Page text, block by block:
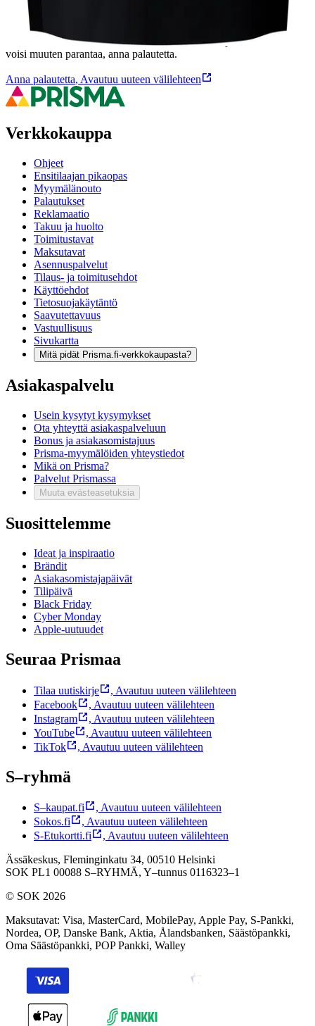
Oletko tyytyväinen tuotetietoihin?
Ovatko tuotetiedot riittävät? Jos tuotetiedoissa on puutteita tai niitä
voisi muuten parantaa, anna palautetta.
Anna palautetta, Avautuu uuteen välilehteen
Verkkokauppa
Ohjeet
Ensitilaajan pikaopas
Myymälänouto
Palautukset
Reklamaatio
Takuu ja huolto
Toimitustavat
Maksutavat
Asennuspalvelut
Tilaus- ja toimitusehdot
Käyttöehdot
Tietosuojakäytäntö
Saavutettavuus
Vastuullisuus
Sivukartta
Mitä pidät Prisma.fi-verkkokaupasta?
Asiakaspalvelu
Usein kysytyt kysymykset
Ota yhteyttä asiakaspalveluun
Bonus ja asiakasomistajuus
Prisma-myymälöiden yhteystiedot
Mikä on Prisma?
Palvelut Prismassa
Muuta evästeasetuksia
Suosittelemme
Ideat ja inspiraatio
Brändit
Asiakasomistajapäivät
Tilipäivä
Black Friday
Cyber Monday
Apple-uutuudet
Seuraa Prismaa
Tilaa uutiskirje , Avautuu uuteen välilehteen
Facebook
, Avautuu uuteen välilehteen
Instagram
, Avautuu uuteen välilehteen
YouTube
, Avautuu uuteen välilehteen
TikTok
, Avautuu uuteen välilehteen
S–ryhmä
S–kaupat.fi , Avautuu uuteen välilehteen
Sokos.fi
, Avautuu uuteen välilehteen
S-Etukortti.fi
, Avautuu uuteen välilehteen
Ässäkeskus, Fleminginkatu 34, 00510 Helsinki
SOK PL1 00088 S–RYHMÄ, Y–tunnus 0116323–1
© SOK 2026
Maksutavat: Visa, MasterCard, MobilePay, Apple Pay, S-Pankki,
Nordea, OP, Danske Bank, Aktia, Ålandsbanken, Säästöpankki,
Oma Säästöpankki, POP Pankki, Walley